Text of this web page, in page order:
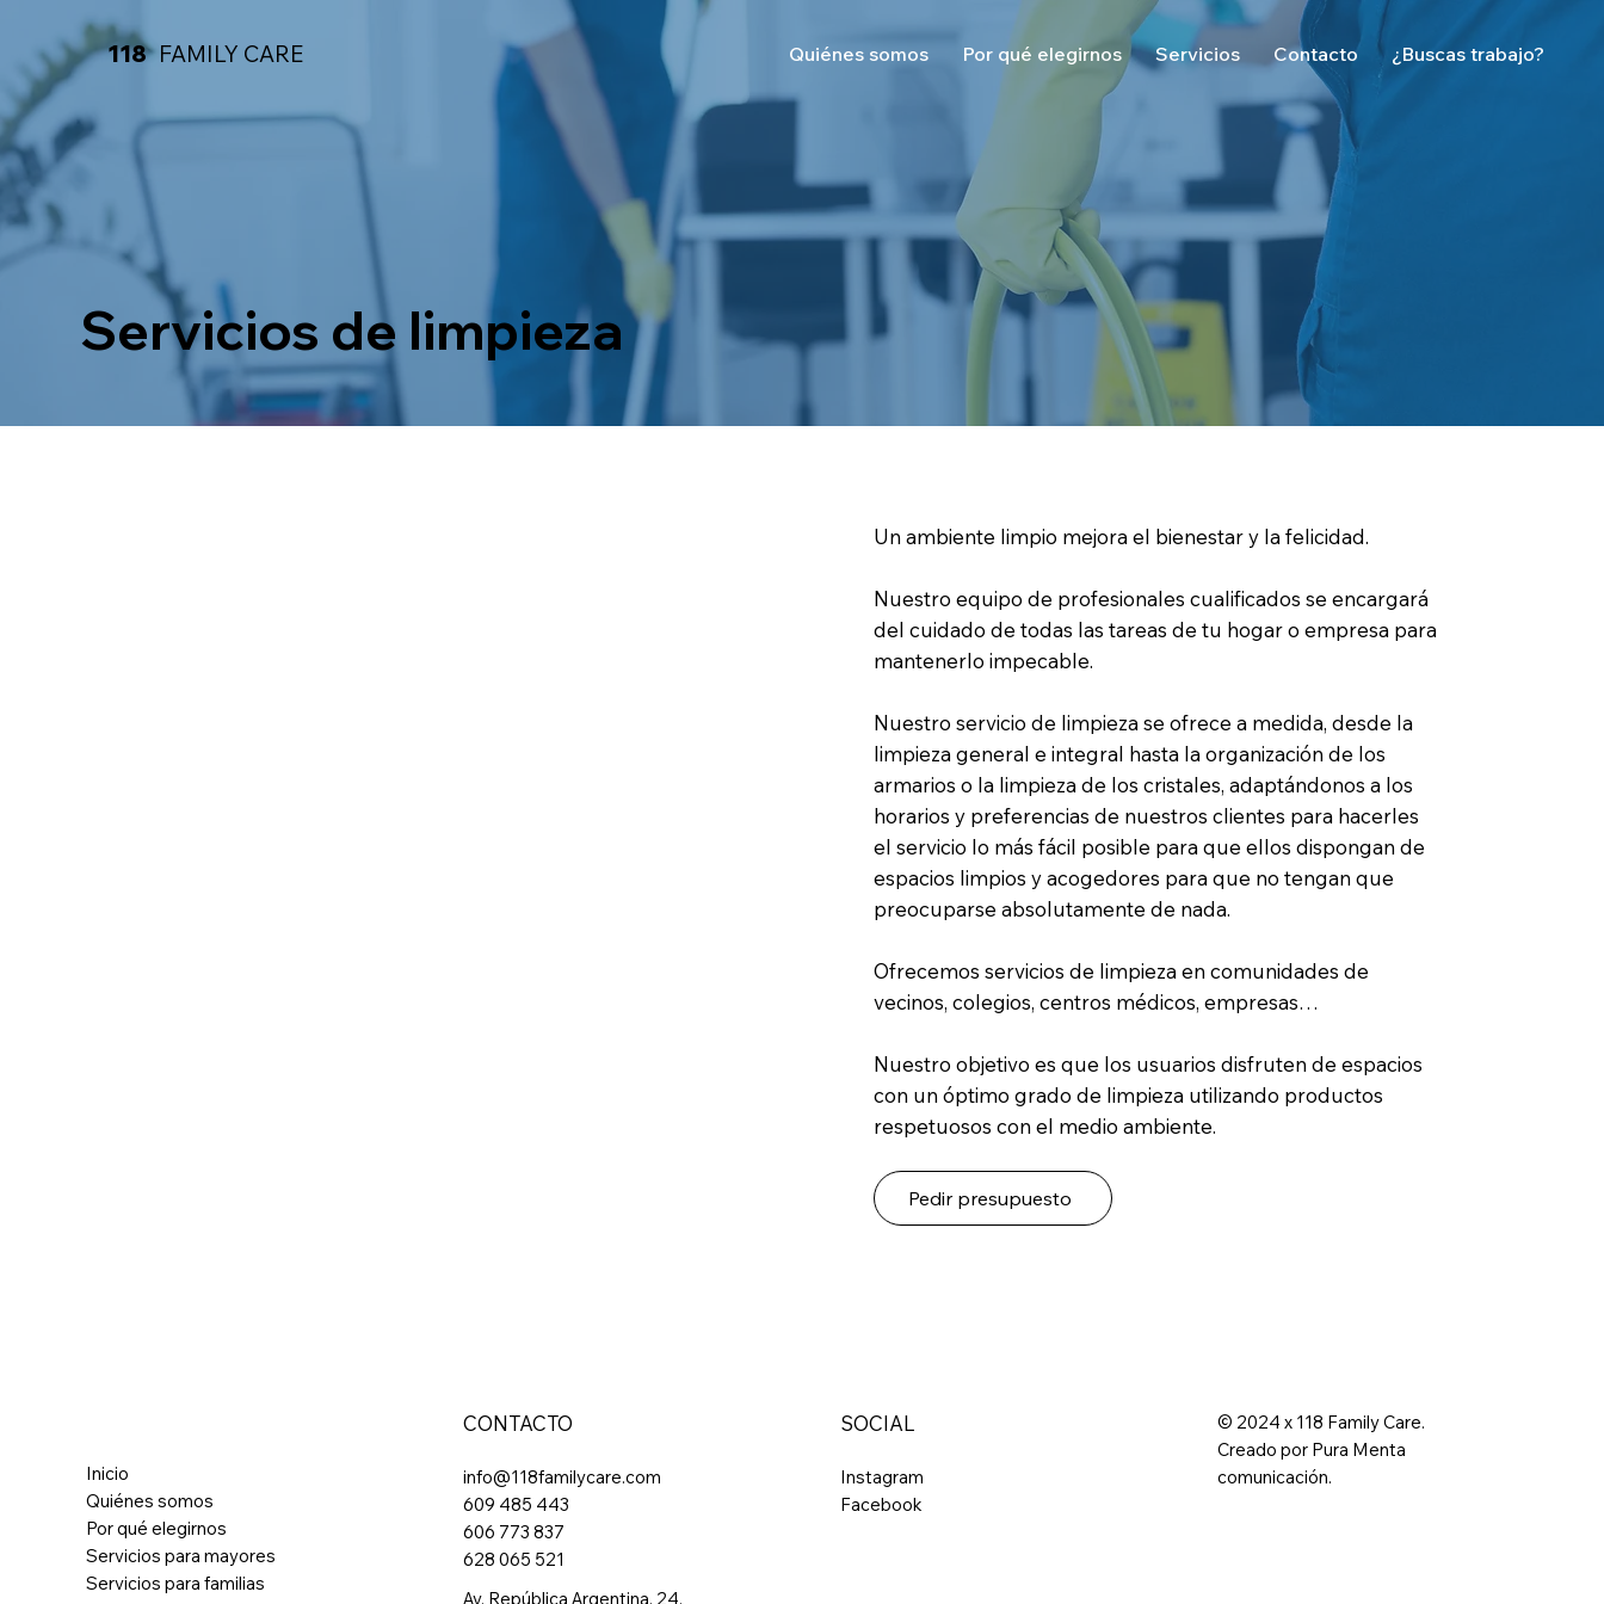
118 FAMILY CARE Quiénes somos Por qué elegirnos Servicios Contacto ¿Buscas trabajo?
Servicios de limpieza
Un ambiente limpio mejora el bienestar y la felicidad.
Nuestro equipo de profesionales cualificados se encargará
del cuidado de todas las tareas de tu hogar o empresa para
mantenerlo impecable.
Nuestro servicio de limpieza se ofrece a medida, desde la
limpieza general e integral hasta la organización de los
armarios o la limpieza de los cristales, adaptándonos a los
horarios y preferencias de nuestros clientes para hacerles
el servicio lo más fácil posible para que ellos dispongan de
espacios limpios y acogedores para que no tengan que
preocuparse absolutamente de nada.
Ofrecemos servicios de limpieza en comunidades de
vecinos, colegios, centros médicos, empresas…
Nuestro objetivo es que los usuarios disfruten de espacios
con un óptimo grado de limpieza utilizando productos
respetuosos con el medio ambiente.
Pedir presupuesto
Inicio
Quiénes somos
Por qué elegirnos
Servicios para mayores
Servicios para familias
CONTACTO
info@118familycare.com
609 485 443
606 773 837
628 065 521
Av. República Argentina, 24,
SOCIAL
Instagram
Facebook
© 2024 x 118 Family Care.
Creado por Pura Menta
comunicación.